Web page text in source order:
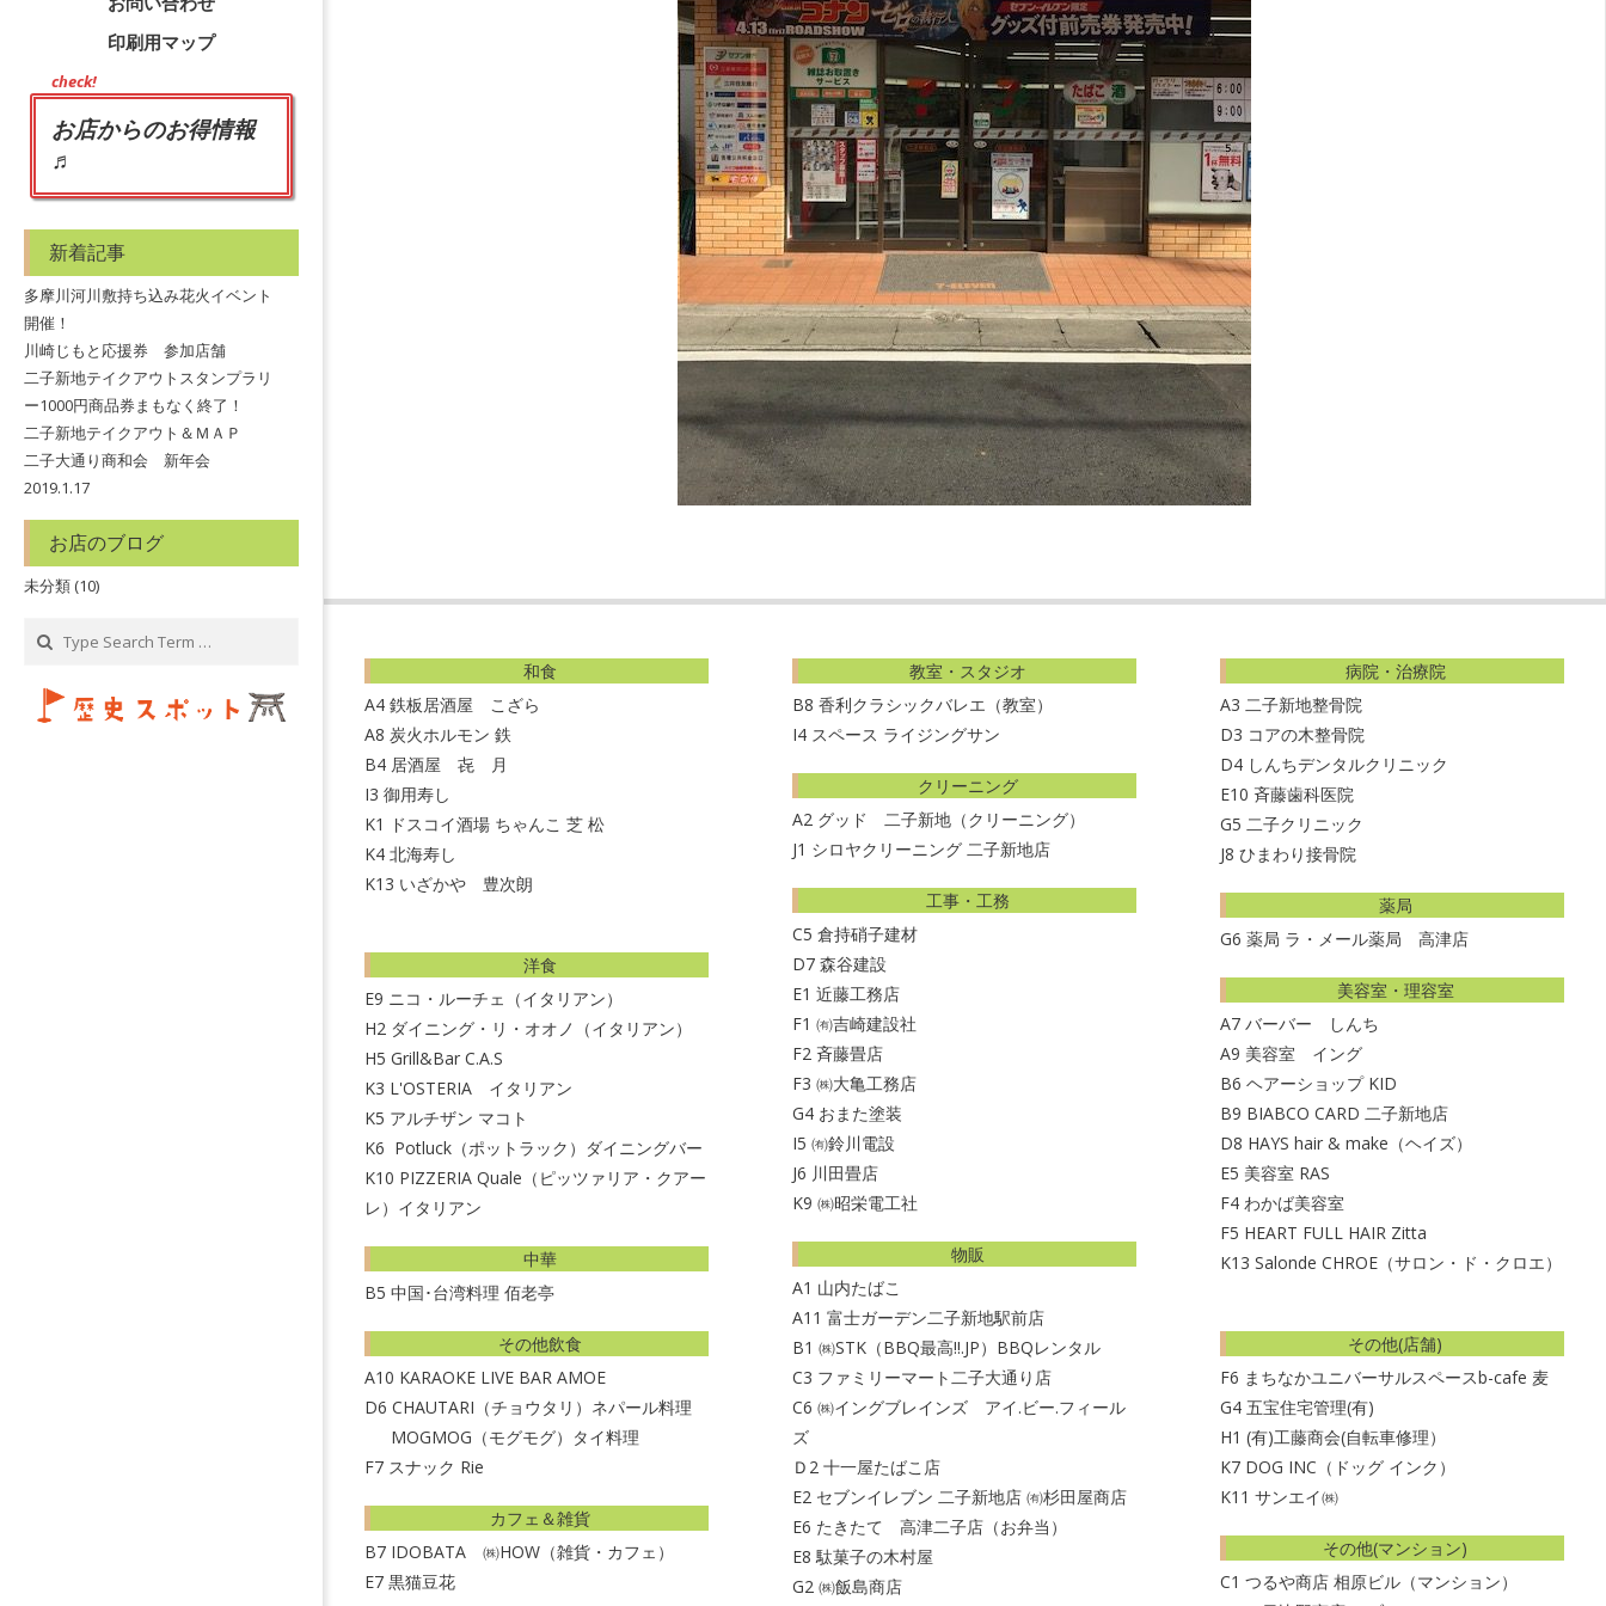
印刷用マップ
check!
お店からのお得情報
♬
新着記事
多摩川河川敷持ち込み花火イベント
開催！
川崎じもと応援券 参加店舗
二子新地テイクアウトスタンプラリ
ー1000円商品券まもなく終了！
二子新地テイクアウト＆ＭＡＰ
二子大通り商和会 新年会
2019.1.17
お店のブログ
未分類 (10)
06-
和食
A4 鉄板居酒屋 こざら
A8 炭火ホルモン 鉄
B4 居酒屋 㐂 月
I3 御用寿し
K1
ドスコイ酒場 ちゃんこ 芝 松
K4 北海寿し
K13 いざかや 豊次朗
洋食
E9 ニコ・ルーチェ（イタリアン）
H2 ダイニング・リ・オオノ（イタリアン）
H5 Grill&Bar C.A.S
K3 L'OSTERIA イタリアン
K5 アルチザン マコト
K6 Potluck（ポットラック）ダイニングバー
K10 PIZZERIA Quale（ピッツァリア・クアー
レ）イタリアン
中華
B5 中国･台湾料理 佰老亭
その他飲食
A10 KARAOKE LIVE BAR AMOE
D6 CHAUTARI（チョウタリ）ネパール料理
MOGMOG（モグモグ）タイ料理
F7 スナック Rie
カフェ＆雑貨
B7 IDOBATA ㈱HOW（雑貨・カフェ）
E7 黒猫豆花
教室・スタジオ
B8 香利クラシックバレエ（教室）
I4 スペース ライジングサン
クリーニング
A2 グッド 二子新地（クリーニング）
J1 シロヤクリーニング 二子新地店
工事・工務
C5 倉持硝子建材
D7 森谷建設
E1 近藤工務店
F1 ㈲吉崎建設社
F2 斉藤畳店
F3 ㈱大亀工務店
G4 おまた塗装
I5 ㈲鈴川電設
J6 川田畳店
K9 ㈱昭栄電工社
物販
A1 山内たばこ
A11 富士ガーデン二子新地駅前店
B1 ㈱STK（BBQ最高!!.JP）BBQレンタル
C3 ファミリーマート二子大通り店
C6 ㈱イングブレインズ アイ.ビー.フィール
ズ
Ｄ2 十一屋たばこ店
E2 セブンイレブン 二子新地店 ㈲杉田屋商店
E6 たきたて 高津二子店（お弁当）
E8駄菓子の木村屋
G2 ㈱飯島商店
病院・治療院
A3 二子新地整骨院
D3 コアの木整骨院
D4 しんちデンタルクリニック
E10 斉藤歯科医院
G5 二子クリニック
J8 ひまわり接骨院
薬局
G6 薬局 ラ・メール薬局 高津店
美容室・理容室
A7 バーバー しんち
A9 美容室 イング
B6 ヘアーショップ KID
B9 BIABCO CARD 二子新地店
D8 HAYS hair & make（ヘイズ）
E5 美容室 RAS
F4 わかば美容室
F5 HEART FULL HAIR Zitta
K13 Salonde CHROE（サロン・ド・クロエ）
その他(店舗)
F6 まちなかユニバーサルスペースb-cafe 麦
G4 五宝住宅管理(有)
H1 (有)工藤商会(自転車修理）
K7 DOG INC（ドッグ インク）
K11 サンエイ㈱
その他(マンション)
C1 つるや商店 相原ビル（マンション）